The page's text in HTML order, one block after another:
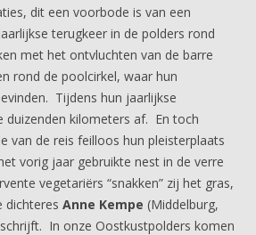
dit een voorbode is van een
terugkeer in de polders rond
met het ontvluchten van de barre
rond de poolcirkel, waar hun
Tijdens hun jaarlijkse
duizenden kilometers af. En toch
van de reis feilloos hun pleisterplaats
vorig jaar gebruikte nest in de verre
vegetariërs “snakken” zij het gras,
dichteres Anne Kempe (Middelburg,
In onze Oostkustpolders komen